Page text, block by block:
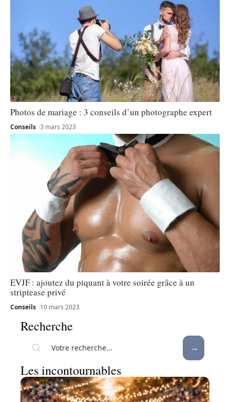
Photos de mariage : 3 conseils d’un photographe expert
Conseils 3 mars 2023
EVJF : ajoutez du piquant à votre soirée grâce à un
striptease privé
Conseils 10 mars 2023
Recherche
Les incontournables